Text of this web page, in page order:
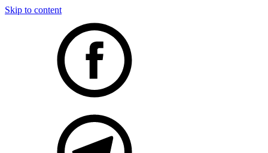
Skip to content